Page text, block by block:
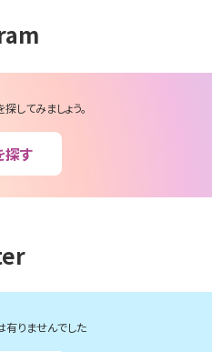
してみましょう。
す
有りませんでした